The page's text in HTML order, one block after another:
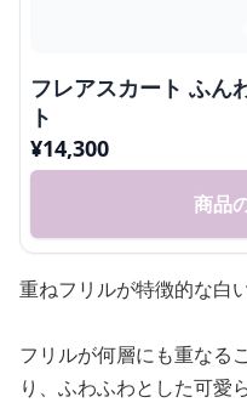
フレアスカート ふん
ト
¥14,300
商品
重ねフリルが特徴的な白
フリルが何層にも重なる
り、ふわふわとした可愛